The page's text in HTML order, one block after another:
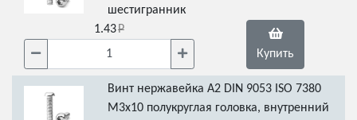
шестигранник
1.43
Купить
Винт нержавейка А2 DIN 9053 ISO 7380
М3х10 полукруглая головка, внутренний